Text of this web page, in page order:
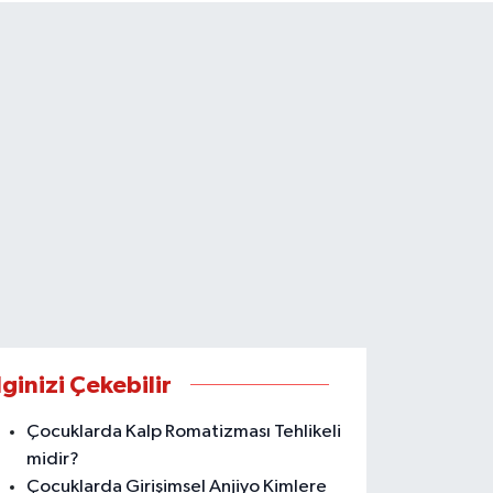
Çekebilir
Çocuklarda Kalp Romatizması Tehlikeli
midir?
Çocuklarda Girişimsel Anjiyo Kimlere